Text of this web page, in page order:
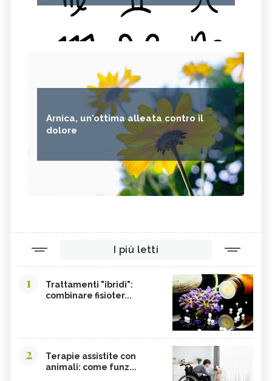
Arnica, un'ottima alleata contro il
dolore
I più letti
1
Trattamenti "ibridi":
combinare fisioter...
2
Terapie assistite con
animali: come funz...